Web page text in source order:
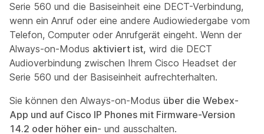
Serie 560 und die Basiseinheit eine DECT-Verbindung,
wenn ein Anruf oder eine andere Audiowiedergabe vom
Telefon, Computer oder Anrufgerät eingeht. Wenn der
Always-on-Modus aktiviert ist, wird die DECT
Audioverbindung zwischen Ihrem Cisco Headset der
Serie 560 und der Basiseinheit aufrechterhalten.
Sie können den Always-on-Modus über die Webex-
App und auf Cisco IP Phones mit Firmware-Version
14.2 oder höher ein- und ausschalten.